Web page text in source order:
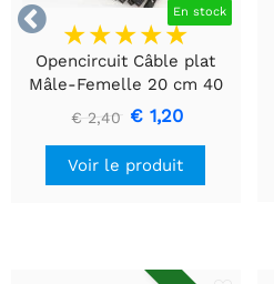
 En stock
Opencircuit Câble plat
Mâle-Femelle 20 cm 40
pièces
€ 2,40 € 1,20
Voir le produit